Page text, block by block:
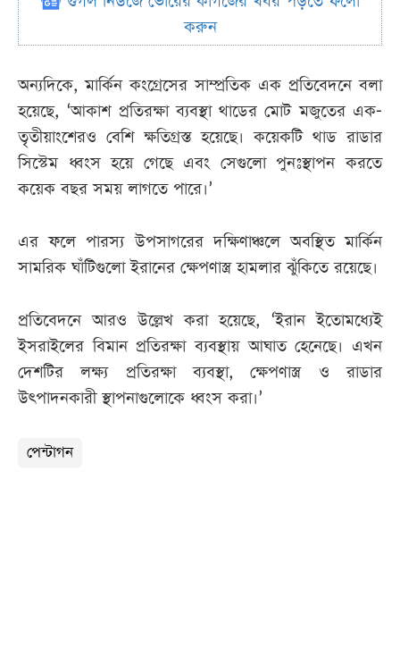
করুন
অন্যদিকে, মার্কিন কংগ্রেসের সাম্প্রতিক এক প্রতিবেদনে বলা
হয়েছে, ‘আকাশ প্রতিরক্ষা ব্যবস্থা থাডের মোট মজুতের এক-
তৃতীয়াংশেরও বেশি ক্ষতিগ্রস্ত হয়েছে। কয়েকটি থাড রাডার
সিস্টেম ধ্বংস হয়ে গেছে এবং সেগুলো পুনঃস্থাপন করতে
কয়েক বছর সময় লাগতে পারে।’
এর ফলে পারস্য উপসাগরের দক্ষিণাঞ্চলে অবস্থিত মার্কিন
সামরিক ঘাঁটিগুলো ইরানের ক্ষেপণাস্ত্র হামলার ঝুঁকিতে রয়েছে।
প্রতিবেদনে আরও উল্লেখ করা হয়েছে, ‘ইরান ইতোমধ্যেই
ইসরাইলের বিমান প্রতিরক্ষা ব্যবস্থায় আঘাত হেনেছে। এখন
দেশটির লক্ষ্য প্রতিরক্ষা ব্যবস্থা, ক্ষেপণাস্ত্র ও রাডার
উৎপাদনকারী স্থাপনাগুলোকে ধ্বংস করা।’
পেন্টাগন